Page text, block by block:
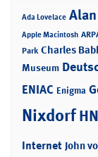
Ada Lovelace
Apple Macintosh
Park Charles
Museum
ENIAC Enigma
Nixdorf
Internet John